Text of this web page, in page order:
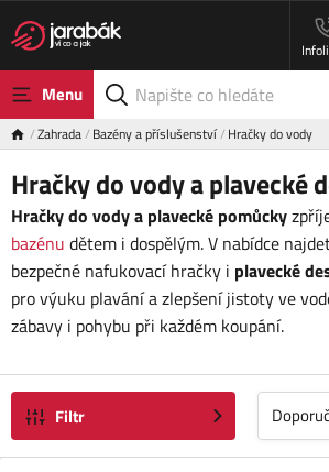
Menu
Zahrada Bazény a příslušenství Hračky do vody
Hračky do vody a plavecké
Hračky do vody a plavecké pomůcky
bazénu dětem i dospělým. V nabídce
bezpečné nafukovací hračky i plavecké
pro výuku plavání a zlepšení jistoty ve
zábavy i pohybu při každém koupání.
Filtr